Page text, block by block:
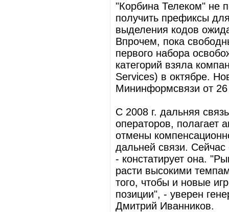
"Корбина Телеком" не
получить префиксы
выделения кодов
Впрочем, пока
первого набора
категорий взяла
Services) в октябре.
Мининформсвязи от 26
С 2008 г. дальняя
операторов, полагает
отмены
дальней связи.
- констатирует она.
расти высокими
того, чтобы и новые
позиции", - уверен
Дмитрий Иванников.